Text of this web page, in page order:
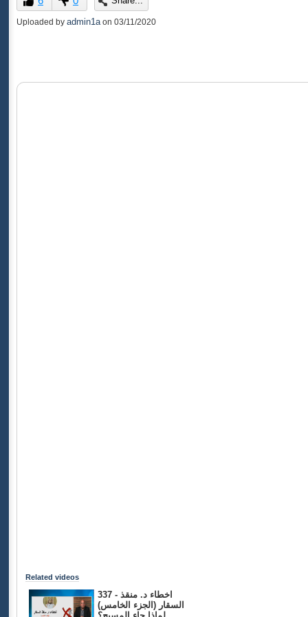
of
0
Uploaded by admin1a on 03/11/2020
Related videos
337 - اخطاء د. منقذ
السقار (الجزء الخامس)